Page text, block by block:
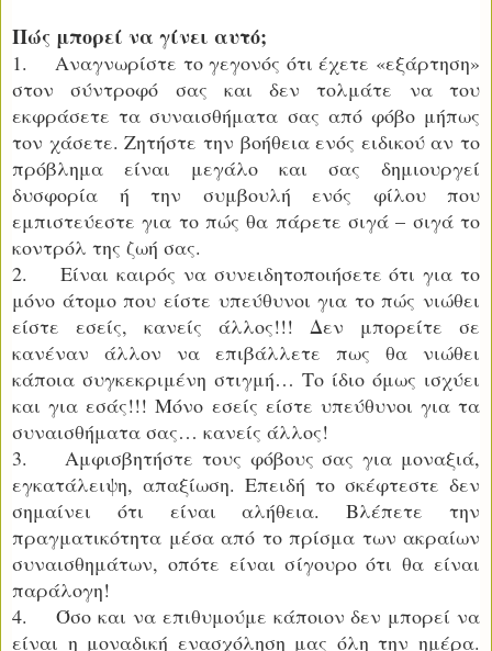
Πώς μπορεί να γίνει αυτό;
1. Αναγνωρίστε το γεγονός ότι έχετε «εξάρτηση»
στον σύντροφό σας και δεν τολμάτε να του
εκφράσετε τα συναισθήματα σας από φόβο μήπως
τον χάσετε. Ζητήστε την βοήθεια ενός ειδικού αν το
πρόβλημα είναι μεγάλο και σας δημιουργεί
δυσφορία ή την συμβουλή ενός φίλου που
εμπιστεύεστε για το πώς θα πάρετε σιγά – σιγά το
κοντρόλ της ζωή σας.
2. Είναι καιρός να συνειδητοποιήσετε ότι για το
μόνο άτομο που είστε υπεύθυνοι για το πώς νιώθει
είστε εσείς, κανείς άλλος!!! Δεν μπορείτε σε
κανέναν άλλον να επιβάλλετε πως θα νιώθει
κάποια συγκεκριμένη στιγμή… Το ίδιο όμως ισχύει
και για εσάς!!! Μόνο εσείς είστε υπεύθυνοι για τα
συναισθήματα σας… κανείς άλλος!
3. Αμφισβητήστε τους φόβους σας για μοναξιά,
εγκατάλειψη, απαξίωση. Επειδή το σκέφτεστε δεν
σημαίνει ότι είναι αλήθεια. Βλέπετε την
πραγματικότητα μέσα από το πρίσμα των ακραίων
συναισθημάτων, οπότε είναι σίγουρο ότι θα είναι
παράλογη!
4. Όσο και να επιθυμούμε κάποιον δεν μπορεί να
είναι η μοναδική ενασχόληση μας όλη την ημέρα.